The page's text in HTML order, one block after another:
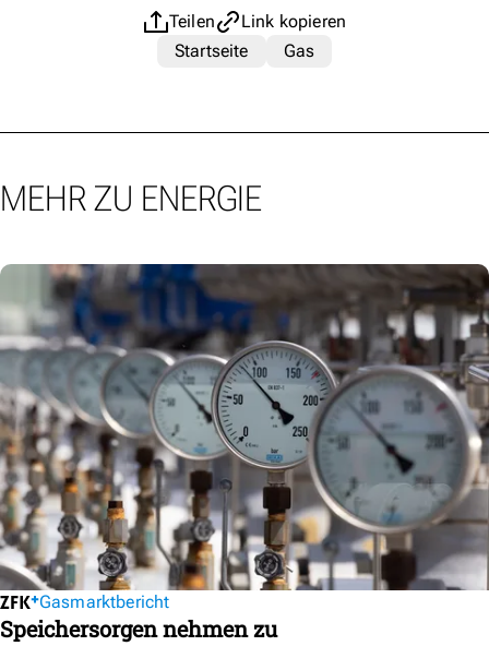
Teilen
Link kopieren
Startseite
Gas
MEHR ZU ENERGIE
Gasmarktbericht
Speichersorgen nehmen zu